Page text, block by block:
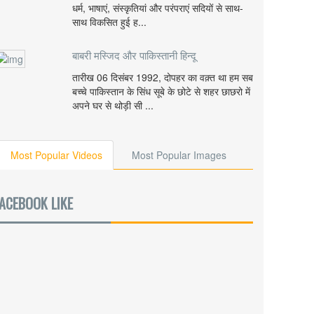
धर्म, भाषाएं, संस्कृतियां और परंपराएं सदियों से साथ-
साथ विकसित हुई ह...
बाबरी मस्जिद और पाकिस्तानी हिन्दू
तारीख 06 दिसंबर 1992, दोपहर का वक़्त था हम सब
बच्चे पाकिस्तान के सिंध सूबे के छोटे से शहर छाछरो में
अपने घर से थोड़ी सी ...
Most Popular Videos Most Popular Images
LIKE